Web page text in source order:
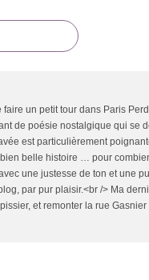
un petit tour dans Paris
de poésie nostalgique qui se
est particulièrement
belle histoire … pour
une justesse de ton et une
par pur plaisir.<br /> Ma
et remonter la rue